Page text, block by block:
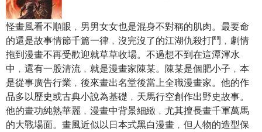
怪畫風看不順眼﹐男男女女也是混身不對稱的肌肉。最要命
的還是故事情節千篇一律﹐沒完沒了的江湖仇殺打鬥﹐劇情
拖到漫畫不再受歡迎就草草收場。不過想不到在這潭渾水
中﹐還有一股清流﹐就是漫畫家陳某。陳某是個肥小子﹐本
是從事廣告行業﹐後來畫出名堂後當上全職漫畫家。他的作
品多以歷史或古典小說為基礎﹐天馬行空創作出野史故事。
他的畫功純熟華麗﹐漫畫中背景細緻﹐尤其擅長畫千軍萬馬
的大戰場面。畫風近似以日本式黑白漫畫﹐但人物的造型保